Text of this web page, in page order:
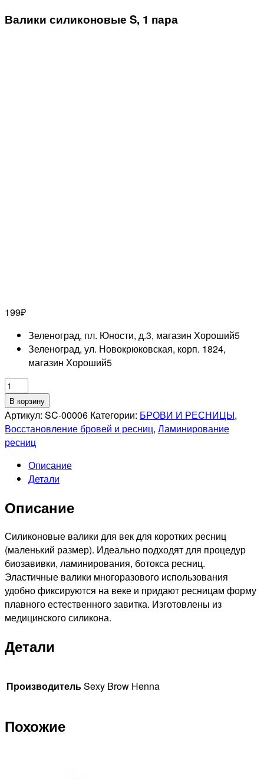
Валики силиконовые S, 1 пара
199₽
Зеленоград, пл. Юности, д.3, магазин Хороший5
Зеленоград, ул. Новокрюковская, корп. 1824,
магазин Хороший5
Количество
товара
Валики
силиконовые
S,
пара
В корзину
Артикул: SC-00006 Категории: БРОВИ И РЕСНИЦЫ,
Восстановление бровей и ресниц, Ламинирование
ресниц
Описание
Детали
Описание
Силиконовые валики для век для коротких ресниц
(маленький размер). Идеально подходят для процедур
биозавивки, ламинирования, ботокса ресниц.
Эластичные валики многоразового использования
удобно фиксируются на веке и придают ресницам форму
плавного естественного завитка. Изготовлены из
медицинского силикона.
Детали
ПроизводительSexy Brow Henna
Похожие